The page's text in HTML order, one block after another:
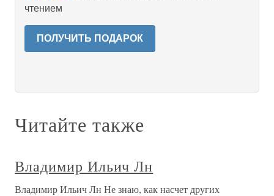
чтением
ПОЛУЧИТЬ ПОДАРОК
Читайте также
Владимир Ильич Лн
Владимир Ильич Лн Не знаю, как насчет других